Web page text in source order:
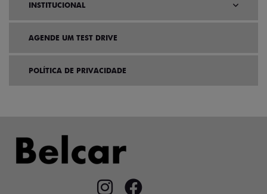
INSTITUCIONAL
AGENDE UM TEST DRIVE
POLÍTICA DE PRIVACIDADE